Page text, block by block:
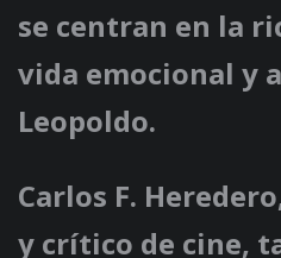
se centran en la
vida emocional y
Leopoldo.
Carlos F.
y crítico de cine,